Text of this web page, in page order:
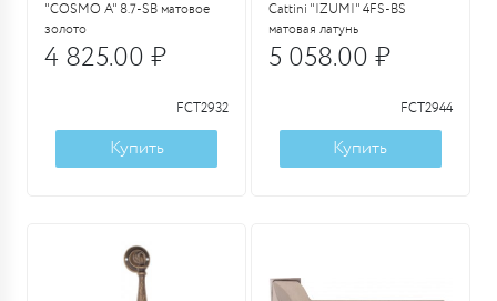
"COSMO A" 8.7-SB матовое
золото
4 825.00 ₽
FCT2932
Купить
Cattini "IZUMI" 4FS-BS
матовая латунь
5 058.00 ₽
FCT2944
Купить